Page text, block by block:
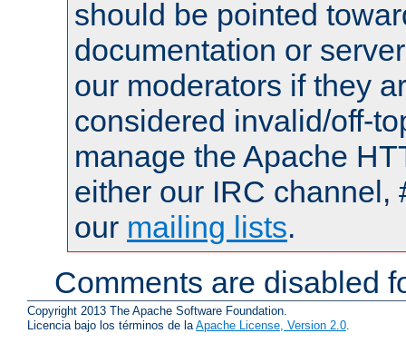
should be pointed
documentation or
our moderators if they
considered invalid/off-
manage the Apache
either our IRC channel,
our mailing lists.
Comments are disabled
Copyright 2013 The Apache Software Foundation.
Licencia bajo los términos de laApache License, Version 2.0.